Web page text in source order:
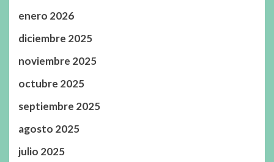
enero 2026
diciembre 2025
noviembre 2025
octubre 2025
septiembre 2025
agosto 2025
julio 2025